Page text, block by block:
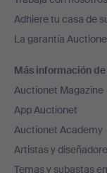
Adhiere tu casa de
La garantía
Más información
Auctionet Magazine
App Auctionet
Auctionet Academy
Artistas y
Temas y subastas